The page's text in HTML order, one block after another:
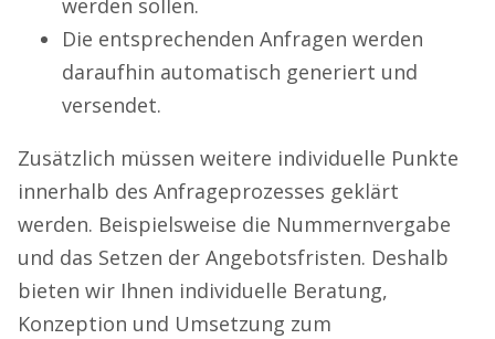
Die entsprechenden Anfragen werden
daraufhin automatisch generiert und
versendet.
Zusätzlich müssen weitere individuelle Punkte
innerhalb des Anfrageprozesses geklärt
werden. Beispielsweise die Nummernvergabe
und das Setzen der Angebotsfristen. Deshalb
bieten wir Ihnen individuelle Beratung,
Konzeption und Umsetzung zum